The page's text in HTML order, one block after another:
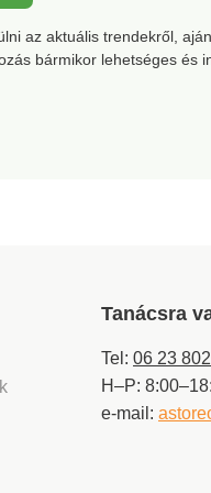
az aktuális trendekről,
bármikor lehetséges és
Tanácsra
Tel: 06 23
H–P:
e-mail: